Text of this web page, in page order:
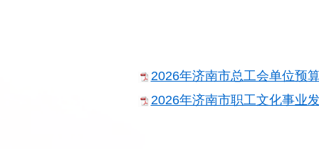
2026年济南市总工会单位预
2026年济南市职工文化事业